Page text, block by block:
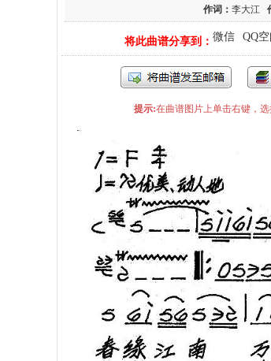
作词： 李大江
将此曲谱分享到： 微信 QQ空
提示:在曲谱图片上单击右键，